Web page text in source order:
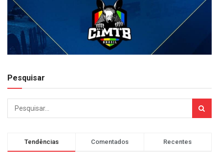
Pesquisar
Tendências Comentados Recentes